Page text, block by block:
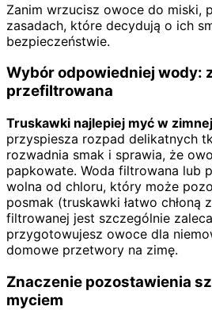
Zanim wrzucisz owoce do miski,
zasadach, które decydują o ich
bezpieczeństwie.
Wybór odpowiedniej wody:
przefiltrowana
Truskawki najlepiej myć w
przyspiesza rozpad delikatnych
rozwadnia smak i sprawia, że
papkowate. Woda filtrowana lub
wolna od chloru, który może
posmak (truskawki łatwo chłoną
filtrowanej jest szczególnie
przygotowujesz owoce dla
domowe przetwory na zimę.
Znaczenie pozostawienia
myciem